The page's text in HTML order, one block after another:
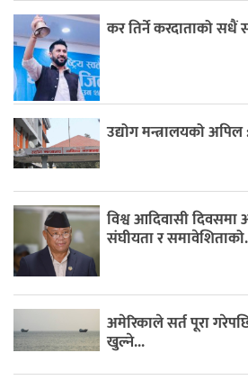
कर तिर्ने करदाताको सधैं
उद्योग मन्त्रालयको
विश्व आदिवासी
संघीयता र
अमेरिकाले सर्त पूरा
खुल्ने...